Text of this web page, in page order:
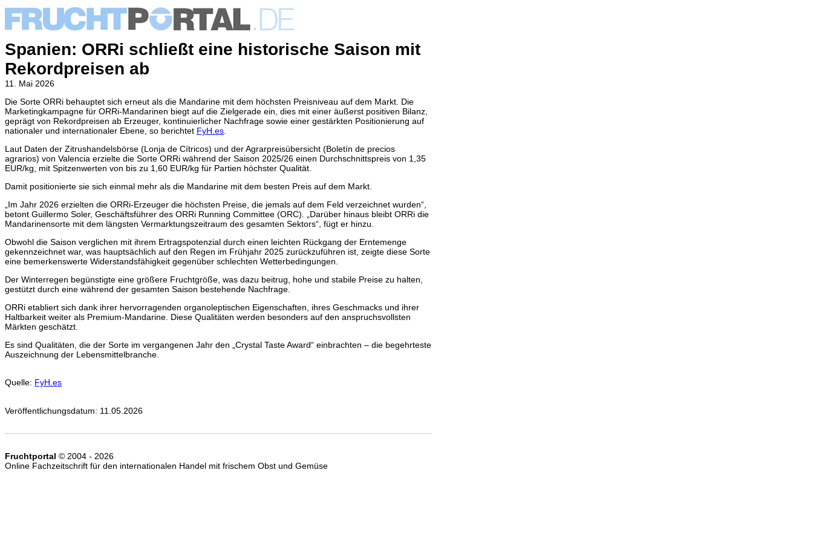
Spanien: ORRi schließt eine historische Saison mit
Rekordpreisen ab
11. Mai 2026
Die Sorte ORRi behauptet sich erneut als die Mandarine mit dem höchsten Preisniveau auf dem Markt. Die
Marketingkampagne für ORRi-Mandarinen biegt auf die Zielgerade ein, dies mit einer äußerst positiven Bilanz,
geprägt von Rekordpreisen ab Erzeuger, kontinuierlicher Nachfrage sowie einer gestärkten Positionierung auf
nationaler und internationaler Ebene, so berichtet FyH.es
Laut Daten der Zitrushandelsbörse (Lonja de Cítricos) und der Agrarpreisübersicht (Boletín de precios
agrarios) von Valencia erzielte die Sorte ORRi während der Saison 2025/26 einen Durchschnittspreis von 1,35
EUR/kg, mit Spitzenwerten von bis zu 1,60 EUR/kg für Partien höchster Qualität.
Damit positionierte sie sich einmal mehr als die Mandarine mit dem besten Preis auf dem Markt.
„Im Jahr 2026 erzielten die ORRi-Erzeuger die höchsten Preise, die jemals auf dem Feld verzeichnet wurden“,
betont Guillermo Soler, Geschäftsführer des ORRi Running Committee (ORC). „Darüber hinaus bleibt ORRi die
Mandarinensorte mit dem längsten Vermarktungszeitraum des gesamten Sektors“, fügt er hinzu.
Obwohl die Saison verglichen mit ihrem Ertragspotenzial durch einen leichten Rückgang der Erntemenge
gekennzeichnet war, was hauptsächlich auf den Regen im Frühjahr 2025 zurückzuführen ist, zeigte diese Sorte
eine bemerkenswerte Widerstandsfähigkeit gegenüber schlechten Wetterbedingungen.
Der Winterregen begünstigte eine größere Fruchtgröße, was dazu beitrug, hohe und stabile Preise zu halten,
gestützt durch eine während der gesamten Saison bestehende Nachfrage.
ORRi etabliert sich dank ihrer hervorragenden organoleptischen Eigenschaften, ihres Geschmacks und ihrer
Haltbarkeit weiter als Premium-Mandarine. Diese Qualitäten werden besonders auf den anspruchsvollsten
Märkten geschätzt.
Es sind Qualitäten, die der Sorte im vergangenen Jahr den „Crystal Taste Award“ einbrachten – die begehrteste
Auszeichnung der Lebensmittelbranche.
Quelle: FyH.es
Veröffentlichungsdatum: 11.05.2026
Fruchtportal © 2004 - 2026
Online Fachzeitschrift für den internationalen Handel mit frischem Obst und Gemüse